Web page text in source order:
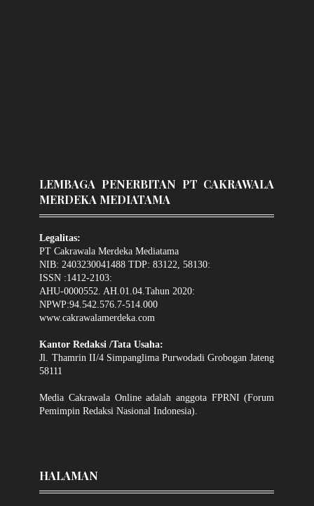
LEMBAGA PENERBITAN PT CAKRAWALA
MERDEKA MEDIATAMA
Legalitas:
PT Cakrawala Merdeka Mediatama
NIB: 2403230041488 TDP: 83122, 58130:
ISSN :1412-2103:
AHU-0000552. AH.01.04.Tahun 2020:
NPWP:94.542.576.7-514.000
www.cakrawalamerdeka.com
Kantor Redaksi /Tata Usaha:
Jl. Thamrin II/4 Simpanglima Purwodadi Grobogan Jateng
58111
Media Cakrawala Online adalah anggota FPRNI (Forum
Pemimpin Redaksi Nasional Indonesia).
HALAMAN